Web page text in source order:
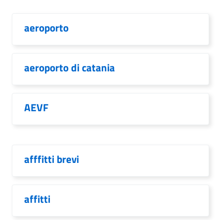
aeroporto
aeroporto di catania
AEVF
afffitti brevi
affitti